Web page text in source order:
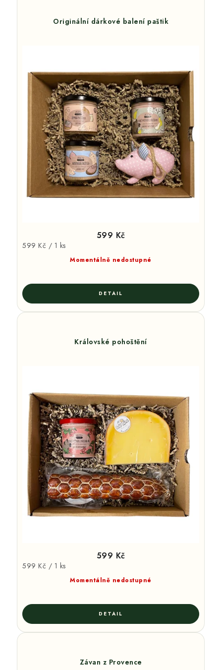
Originální dárkové balení paštik
Momentálně nedostupné
599 Kč
Měrná
599 Kč / 1 ks
Královské pohoštění
Momentálně nedostupné
599 Kč
Měrná
599 Kč / 1 ks
Závan z Provence